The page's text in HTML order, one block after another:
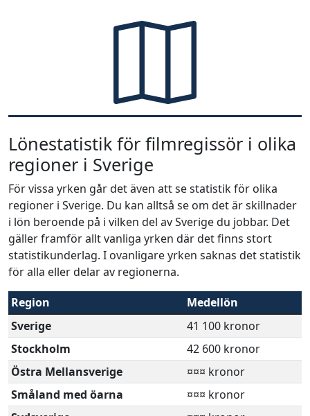
Lönestatistik för filmregissör i olika
regioner i Sverige
För vissa yrken går det även att se statistik för olika
regioner i Sverige. Du kan alltså se om det är skillnader
i lön beroende på i vilken del av Sverige du jobbar. Det
gäller framför allt vanliga yrken där det finns stort
statistikunderlag. I ovanligare yrken saknas det statistik
för alla eller delar av regionerna.
Region
Medellön
Sverige
41 100 kronor
Stockholm
42 600 kronor
Östra Mellansverige
¤¤¤ kronor
Småland med öarna
¤¤¤ kronor